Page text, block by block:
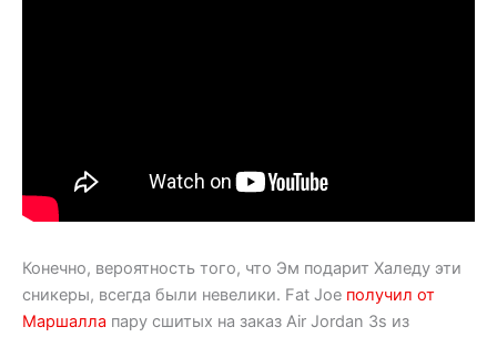
Конечно, вероятность того, что Эм подарит Халеду эти
сникеры, всегда были невелики. Fat Joe получил от
Маршалла пару сшитых на заказ Air Jordan 3s из